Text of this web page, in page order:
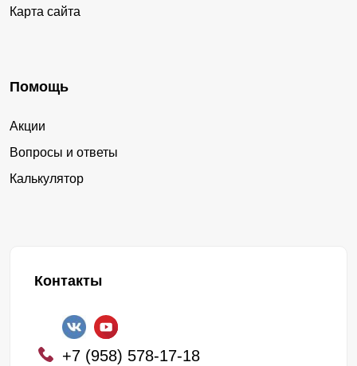
Карта сайта
Помощь
Акции
Вопросы и ответы
Калькулятор
Контакты
+7 (958) 578-17-18